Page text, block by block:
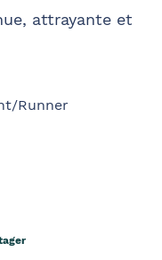
attrayante et
Runner